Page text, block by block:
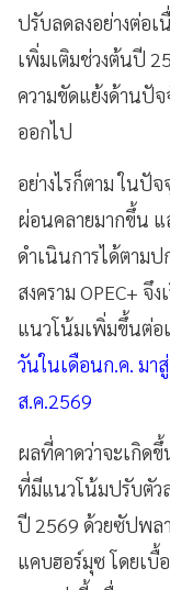
ปรับลดลงอย่างต่อ
เพิ่มเติมช่วงต้นปี
ความขัดแย้งด้านปั
ออกไป
อย่างไรก็ตาม ในปั
ผ่อนคลายมากขึ้น
ดำเนินการได้ตาม
สงคราม OPEC+ จึ
แนวโน้มเพิ่มขึ้นต่อ
วันในเดือนก.ค. มา
ส.ค.2569
ผลที่คาดว่าจะเกิด
ที่มีแนวโน้มปรับตัว
ปี 2569 ด้วยซัปพล
แคบฮอร์มุซ โดยเบื้